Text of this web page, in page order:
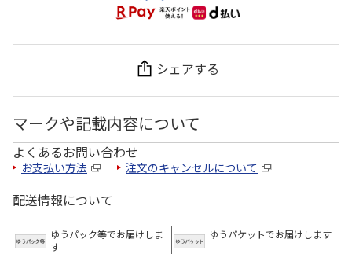
シェアする
マークや記載内容について
よくあるお問い合わせ
お支払い方法 注文のキャンセルについて
配送情報について
ゆうパック等でお届けしま
す
ゆうパケットでお届けします